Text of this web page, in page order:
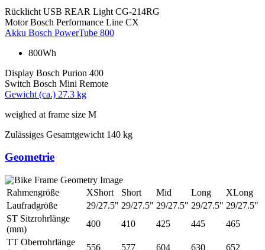
Rücklicht USB REAR Light CG-214RG
Motor Bosch Performance Line CX
Akku Bosch PowerTube 800
800Wh
Display Bosch Purion 400
Switch Bosch Mini Remote
Gewicht (ca.) 27.3 kg
weighed at frame size M
Zulässiges Gesamtgewicht 140 kg
Geometrie
Rahmengröße XShort Short Mid Long
XLong
Laufradgröße
29/27.5" 29/27.5" 29/27.5" 29/27.5" 29/27.5"
ST Sitzrohrlänge
(mm)
400 410 425 445
465
TT Oberrohrlänge
556 577 604 630
652